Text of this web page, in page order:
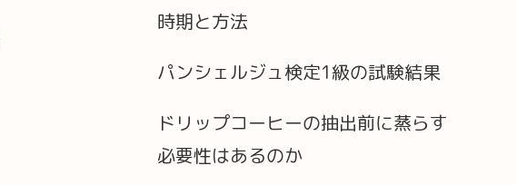
時期と方法
パンシェルジュ検定1級の試験結果
ドリップコーヒーの抽出前に蒸らす
必要性はあるのか